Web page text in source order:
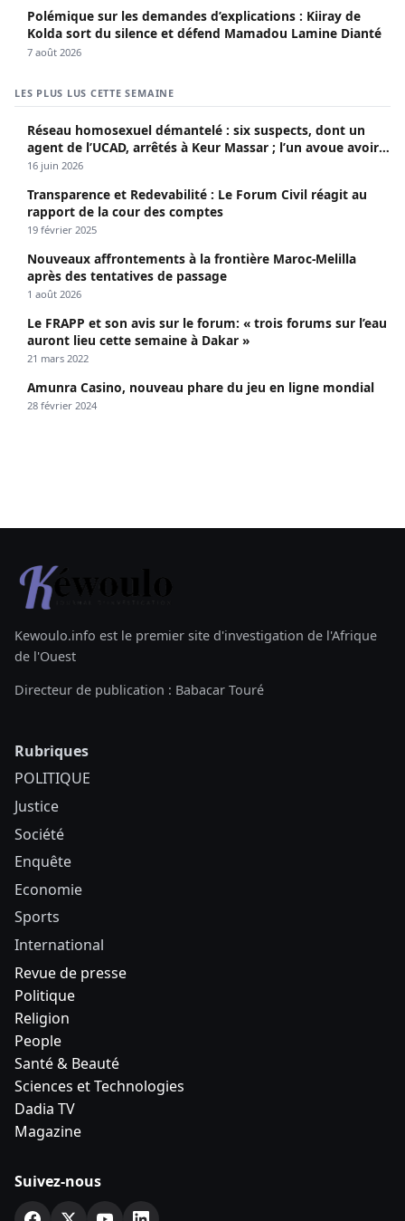
Polémique sur les demandes d’explications : Kiiray de
Kolda sort du silence et défend Mamadou Lamine Dianté
7 août 2026
LES PLUS LUS CETTE SEMAINE
Réseau homosexuel démantelé : six suspects, dont un
agent de l’UCAD, arrêtés à Keur Massar ; l’un avoue avoir
propagé le VIH depuis 2018
16 juin 2026
Transparence et Redevabilité : Le Forum Civil réagit au
rapport de la cour des comptes
19 février 2025
Nouveaux affrontements à la frontière Maroc-Melilla
après des tentatives de passage
1 août 2026
Le FRAPP et son avis sur le forum: « trois forums sur l’eau
auront lieu cette semaine à Dakar »
21 mars 2022
Amunra Casino, nouveau phare du jeu en ligne mondial
28 février 2024
Kewoulo.info est le premier site d'investigation de l'Afrique
de l'Ouest
Directeur de publication : Babacar Touré
Rubriques
POLITIQUE
Justice
Société
Enquête
Economie
Sports
International
Revue de presse
Politique
Religion
People
Santé & Beauté
Sciences et Technologies
Dadia TV
Magazine
Suivez-nous